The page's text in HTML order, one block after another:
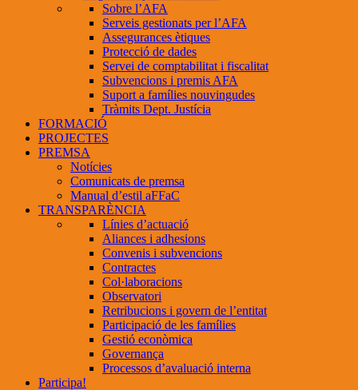
Sobre l’AFA
Serveis gestionats per l’AFA
Assegurances ètiques
Protecció de dades
Servei de comptabilitat i fiscalitat
Subvencions i premis AFA
Suport a famílies nouvingudes
Tràmits Dept. Justícia
FORMACIÓ
PROJECTES
PREMSA
Notícies
Comunicats de premsa
Manual d’estil aFFaC
TRANSPARÈNCIA
Línies d’actuació
Aliances i adhesions
Convenis i subvencions
Contractes
Col·laboracions
Observatori
Retribucions i govern de l’entitat
Participació de les famílies
Gestió econòmica
Governança
Processos d’avaluació interna
Participa!